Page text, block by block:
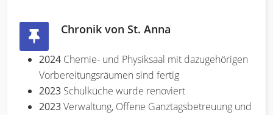
Chronik von St. Anna
2024 Chemie- und Physiksaal mit dazugehörigen
Vorbereitungsräumen sind fertig
2023 Schulküche wurde renoviert
2023Verwaltung, Offene Ganztagsbetreuung und